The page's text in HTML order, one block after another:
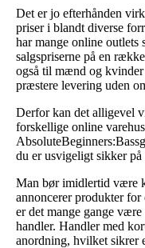
Det er jo efterhånden
priser i blandt diverse
har mange online outlets
salgspriserne på en
også til mænd og kvinder
præstere levering uden
Derfor kan det alligevel
forskellige online
du er usvigeligt sikker
Man bør imidlertid være
annoncerer produkter for
er det mange gange
handler. Handler med
anordning, hvilket sikrer